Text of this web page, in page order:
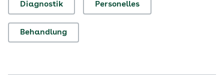
Diagnostik Personelles
Behandlung